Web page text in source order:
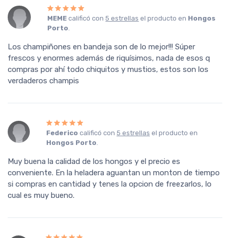
MEME calificó con5 estrellas el producto en Hongos
Porto.
Los champiñones en bandeja son de lo mejor!!! Súper
frescos y enormes además de riquísimos, nada de esos q
compras por ahí todo chiquitos y mustios, estos son los
verdaderos champis
Federico calificó con 5 estrellas el producto en
Hongos Porto.
Muy buena la calidad de los hongos y el precio es
conveniente. En la heladera aguantan un monton de tiempo
si compras en cantidad y tenes la opcion de freezarlos, lo
cual es muy bueno.